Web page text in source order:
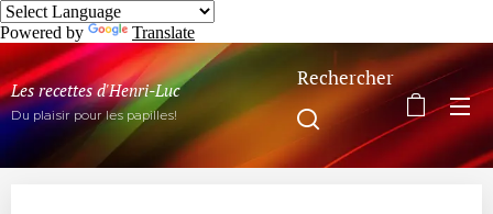
Powered by Translate
Les recettes d'Henri-Luc
Du plaisir pour les papilles!
Rechercher